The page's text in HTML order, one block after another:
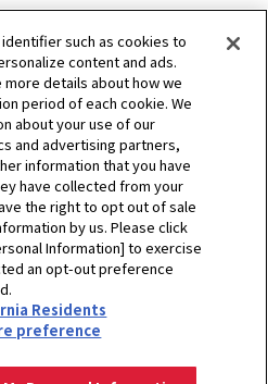
株式会社 お知らせ
2025年
ントを開催します！【秋のこども縁日×
CO., LTD. All rights reserved.
クッキーポリシー
such as cookies to
content and ads.
more details about how we
period of each cookie. We
about your use of our
and advertising partners,
information that you have
have collected from your
the right to opt out of sale
by us. Please click
Information] to exercise
an opt-out preference
Residents
preference